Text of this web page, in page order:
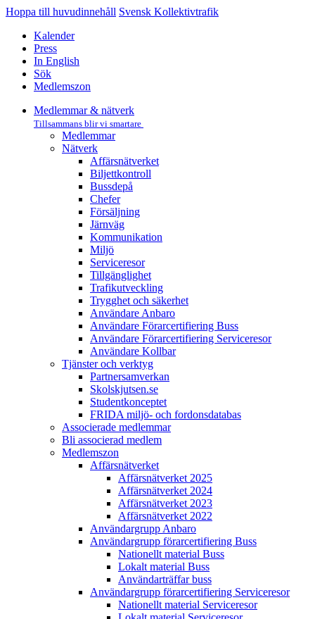
Hoppa till huvudinnehåll Svensk Kollektivtrafik
Kalender
Press
In English
Sök
Medlemszon
Medlemmar & nätverk
Tillsammans blir vi smartare
Medlemmar
Nätverk
Affärs­nätverket
Biljettkontroll­
Bussdepå­
Chefer
Försäljning
Järnväg
Kommunikation
Miljö­
Serviceresor
Tillgänglighet
Trafikutveckling
Trygghet och säkerhet
Användare Anbaro
Användare Förarcertifiering Buss
Användare Förarcertifiering Serviceresor
Användare Koll­bar
Tjänster och verktyg
Partner­samverkan
Skolskjutsen.se
Studentkonceptet
FRIDA miljö- och fordonsdatabas
Associerade medlemmar
Bli associerad medlem
Medlemszon
Affärs­nätverket
Affärs­nätverket 2025
Affärs­nätverket 2024
Affärs­nätverket 2023
Affärs­nätverket 2022
Användargrupp Anbaro
Användargrupp förarcertifiering Buss
Nationellt material Buss
Lokalt material Buss
Användarträffar buss
Användargrupp förarcertifiering Serviceresor
Nationellt material Serviceresor